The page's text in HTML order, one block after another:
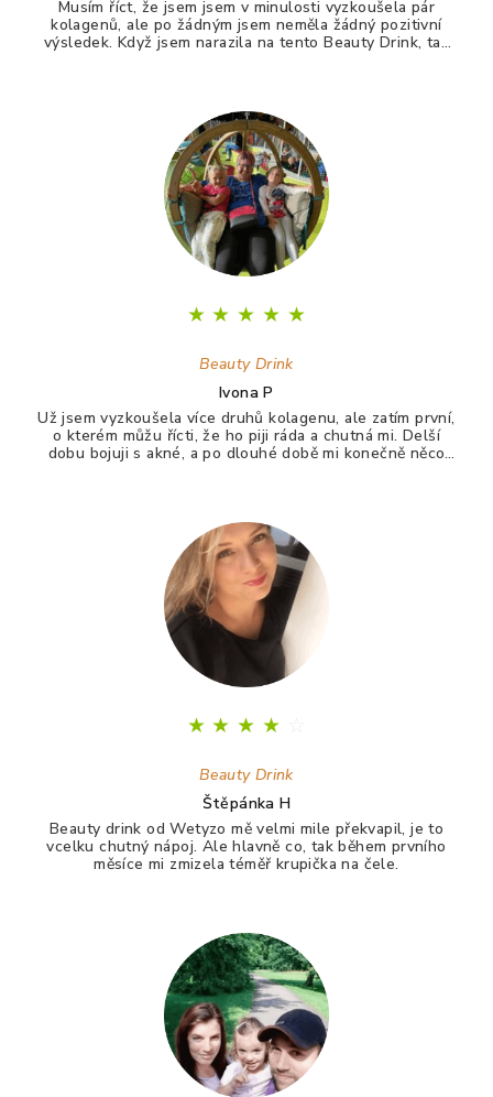
Musím říct, že jsem jsem v minulosti vyzkoušela pár
kolagenů, ale po žádným jsem neměla žádný pozitivní
výsledek. Když jsem narazila na tento Beauty Drink, tak
★ ★ ★ ★ ★
Beauty Drink
Ivona P
Už jsem vyzkoušela více druhů kolagenu, ale zatím první,
o kterém můžu řícti, že ho piji ráda a chutná mi. Delší
dobu bojuji s akné, a po dlouhé době mi konečně něco
★ ★ ★ ★
Beauty Drink
Štěpánka H
Beauty drink od Wetyzo mě velmi mile překvapil, je to
vcelku chutný nápoj. Ale hlavně co, tak během prvního
měsíce mi zmizela téměř krupička na čele.